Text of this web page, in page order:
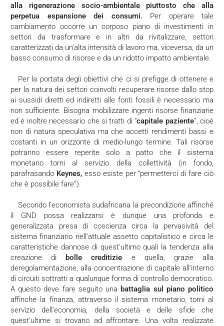
alla rigenerazione socio-ambientale piuttosto che alla
perpetua espansione dei consumi. Per operare tale
cambiamento occorre un corposo piano di investimenti in
settori da trasformare e in altri da rivitalizzare, settori
caratterizzati da un’alta intensità di lavoro ma, viceversa, da un
basso consumo di risorse e da un ridotto impatto ambientale.
Per la portata degli obiettivi che ci si prefigge di ottenere e
per la natura dei settori coinvolti recuperare risorse dallo stop
ai sussidi diretti ed indiretti alle fonti fossili è necessario ma
non sufficiente. Bisogna mobilizzare ingenti risorse finanziarie
ed è inoltre necessario che si tratti di “capitale paziente”, cioè
non di natura speculativa ma che accetti rendimenti bassi e
costanti in un orizzonte di medio-lungo termine. Tali risorse
potranno essere reperite solo a patto che il sistema
monetario torni al servizio della collettività (in fondo,
parafrasando Keynes,esso esiste per “permetterci di fare ciò
che è possibile fare”).
Secondo l’economista sudafricana la precondizione affinché
il GND possa realizzarsi è dunque una profonda e
generalizzata presa di coscienza circa la pervasività del
sistema finanziario nell’attuale assetto capitalistico e circa le
caratteristiche dannose di quest’ultimo quali la tendenza alla
creazione di bolle creditizie e quella, grazie alla
deregolamentazione, alla concentrazione di capitale all’interno
di circuiti sottratti a qualunque forma di controllo democratico.
A questo deve fare seguito una battaglia sul piano politico
affinché la finanza, attraverso il sistema monetario, torni al
servizio dell’economia, della società e delle sfide che
quest’ultime si trovano ad affrontare. Una volta realizzate